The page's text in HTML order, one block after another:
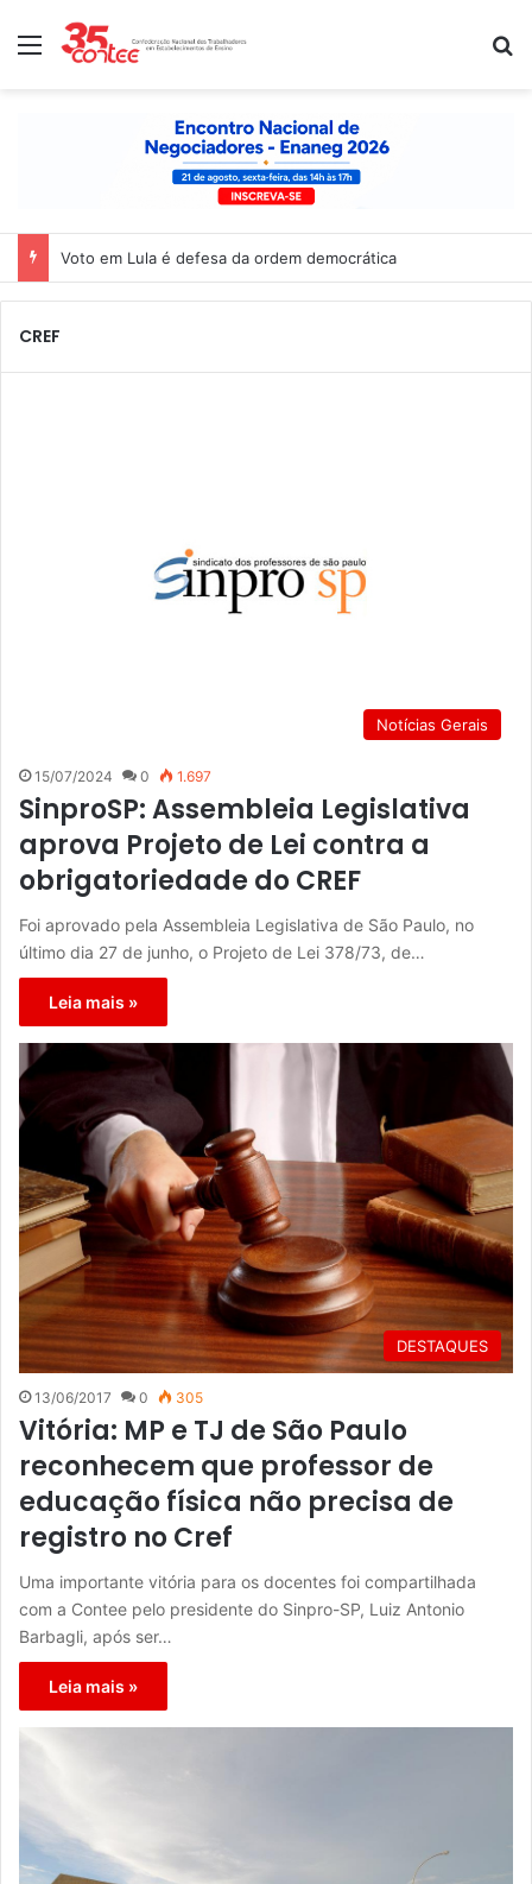
Menu
Voto em Lula é defesa da ordem democrática
CREF
Notícias Gerais
15/07/2024 0 1.697
SinproSP: Assembleia Legislativa
aprova Projeto de Lei contra a
obrigatoriedade do CREF
Foi aprovado pela Assembleia Legislativa de São Paulo, no
último dia 27 de junho, o Projeto de Lei 378/73, de…
Leia mais »
DESTAQUES
13/06/2017 0 305
Vitória: MP e TJ de São Paulo
reconhecem que professor de
educação física não precisa de
registro no Cref
Uma importante vitória para os docentes foi compartilhada
com a Contee pelo presidente do Sinpro-SP, Luiz Antonio
Barbagli, após ser…
Leia mais »